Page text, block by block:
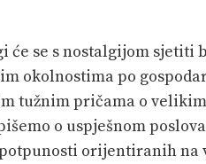
će se s nostalgijom sjetiti
okolnostima po
tužnim pričama o
o uspješnom
orijentiranih na